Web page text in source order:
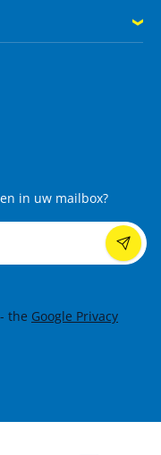
in uw mailbox?
the Google Privacy